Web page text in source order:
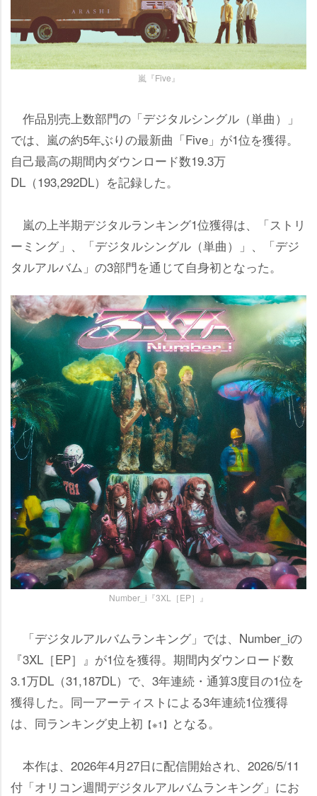
嵐『Five』
作品別売上数部門の「デジタルシングル（単曲）」
では、嵐の約5年ぶりの最新曲「Five」が1位を獲得。
自己最高の期間内ダウンロード数19.3万
DL（193,292DL）を記録した。
嵐の上半期デジタルランキング1位獲得は、「ストリ
ーミング」、「デジタルシングル（単曲）」、「デジ
タルアルバム」の3部門を通じて自身初となった。
Number_i『3XL［EP］』
「デジタルアルバムランキング」では、Number_iの
『3XL［EP］』が1位を獲得。期間内ダウンロード数
3.1万DL（31,187DL）で、3年連続・通算3度目の1位を
獲得した。同一アーティストによる3年連続1位獲得
は、同ランキング史上初 【※1】 となる。
本作は、2026年4月27日に配信開始され、2026/5/11
付「オリコン週間デジタルアルバムランキング」にお